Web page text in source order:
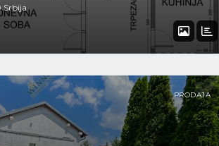
Srbija
PRODAJA